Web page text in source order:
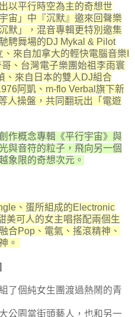
以平行時空為主的奇想世
宙」中『沉默』邀來回聲樂
默」，混音專輯更特別邀集
騁舞場的DJ Mykal & Pilot
來自加拿大的輕快電腦音樂I
、台灣電子樂團始祖李雨寰
、來自日本的雙人DJ組合
阿凱、m-flo Verbal旗下新
人操盤，共同翻玩出「電遊
作概念專輯《平行宇宙》與
與音符的粒子，飛向另一個
象限的奇想次元。
、蛋所組成的Electronic
美可人的女主唱搭配兩個生
合Pop、電氣、搖滾精神、
。
了個純女生團渡過熱鬧的青
公園當街頭藝人，也和另一